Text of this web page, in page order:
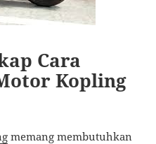
Cara
Kopling
memang membutuhkan